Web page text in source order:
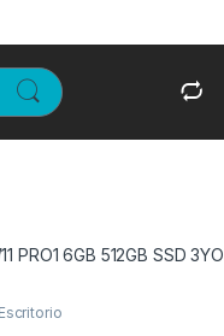
PRO1 6GB 512GB SSD 3YO